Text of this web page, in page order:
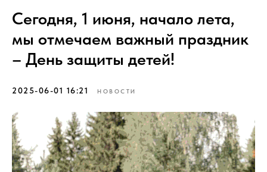
Сегодня, 1 июня, начало лета,
мы отмечаем важный праздник
– День защиты детей!
2025-06-01 16:21 НОВОСТИ